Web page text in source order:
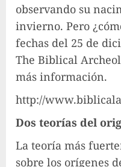
observando su
invierno. Pero
fechas del 25 de
The Biblical
más información.
http://
Dos teorías del
La teoría más
sobre los orígenes